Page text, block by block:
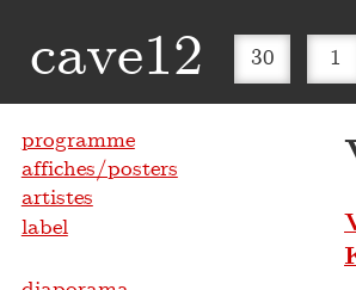
cave12 30 1
programme
affiches/posters
artistes
label